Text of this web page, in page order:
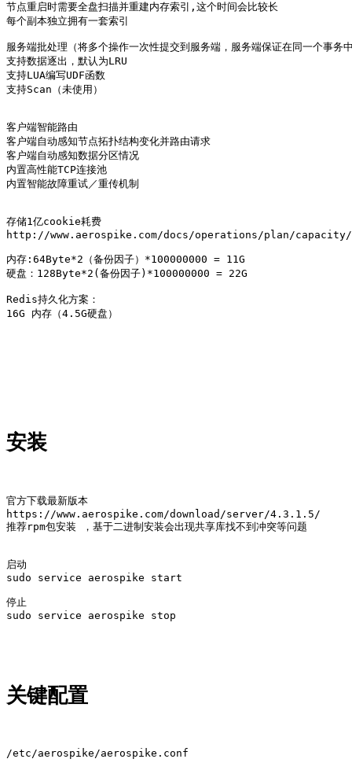
节点重启时需要全盘扫描并重建内存索引,这个时间会比较长
每个副本独立拥有一套索引
服务端批处理（将多个操作一次性提交到服务端，服务端保证在同一个事务
支持数据逐出，默认为LRU
支持LUA编写UDF函数
支持Scan（未使用）
客户端智能路由
客户端自动感知节点拓扑结构变化并路由请求
客户端自动感知数据分区情况
内置高性能TCP连接池
内置智能故障重试／重传机制
存储1亿cookie耗费
http://www.aerospike.com/docs/operations/plan/capacity/
内存:64Byte*2（备份因子）*100000000 = 11G
硬盘：128Byte*2(备份因子)*100000000 = 22G
Redis持久化方案：
16G 内存（4.5G硬盘）
安装
官方下载最新版本
https://www.aerospike.com/download/server/4.3.1.5/
推荐rpm包安装 ，基于二进制安装会出现共享库找不到冲突等问题
启动
sudo service aerospike start
停止
sudo service aerospike stop
关键配置
/etc/aerospike/aerospike.conf